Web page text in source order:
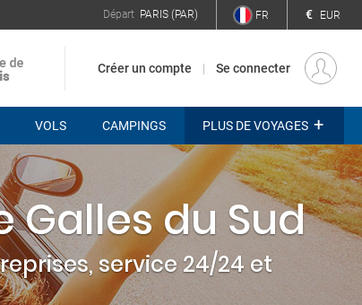
Départ PARIS (PAR) FR € EUR
Créer un compte Se connecter
VOLS CAMPINGS PLUS DE VOYAGES +
Galles du Sud
service 24/24 et